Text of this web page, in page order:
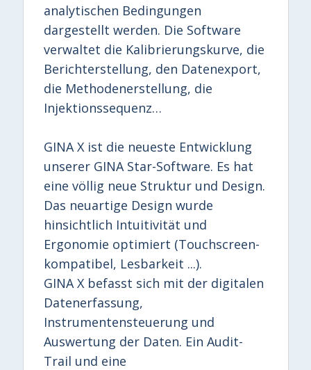
analytischen Bedingungen
dargestellt werden. Die Software
verwaltet die Kalibrierungskurve, die
Berichterstellung, den Datenexport,
die Methodenerstellung, die
Injektionssequenz…
GINA X ist die neueste Entwicklung
unserer GINA Star-Software. Es hat
eine völlig neue Struktur und Design.
Das neuartige Design wurde
hinsichtlich Intuitivität und
Ergonomie optimiert (Touchscreen-
kompatibel, Lesbarkeit ...).
GINA X befasst sich mit der digitalen
Datenerfassung,
Instrumentensteuerung und
Auswertung der Daten. Ein Audit-
Trail und eine